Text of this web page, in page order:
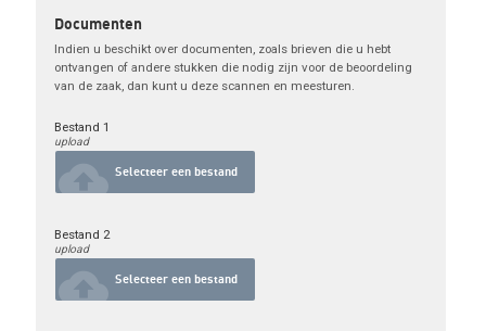
Documenten
Indien u beschikt over documenten, zoals brieven die u hebt
ontvangen of andere stukken die nodig zijn voor de beoordeling
van de zaak, dan kunt u deze scannen en meesturen.
Bestand 1
upload
cloud_upload Selecteer een bestand
Bestand 2
upload
cloud_upload Selecteer een bestand